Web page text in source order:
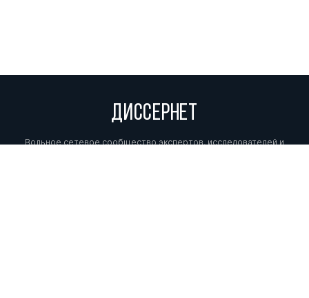
ДИССЕРНЕТ
Вольное сетевое сообщество экспертов, исследователей и